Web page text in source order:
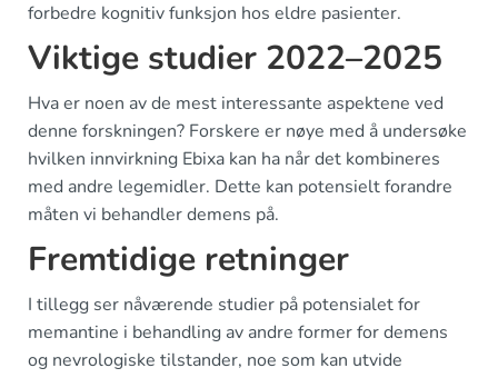
forbedre kognitiv funksjon hos eldre pasienter.
Viktige studier 2022–2025
Hva er noen av de mest interessante aspektene ved
denne forskningen? Forskere er nøye med å undersøke
hvilken innvirkning Ebixa kan ha når det kombineres
med andre legemidler. Dette kan potensielt forandre
måten vi behandler demens på.
Fremtidige retninger
I tillegg ser nåværende studier på potensialet for
memantine i behandling av andre former for demens
og nevrologiske tilstander, noe som kan utvide